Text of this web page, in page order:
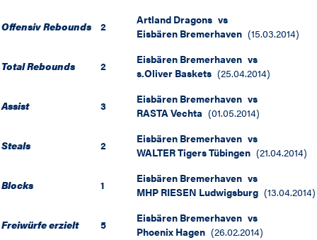
Offensiv Rebounds 2 Artland Dragons vs
Eisbären Bremerhaven (15.03.2014)
Total Rebounds 2 Eisbären Bremerhaven vs
s.Oliver Baskets (25.04.2014)
Assist 3 Eisbären Bremerhaven vs
RASTA Vechta (01.05.2014)
Steals 2 Eisbären Bremerhaven vs
WALTER Tigers Tübingen (21.04.2014)
Blocks 1 Eisbären Bremerhaven vs
MHP RIESEN Ludwigsburg (13.04.2014)
Freiwürfe erzielt 5 Eisbären Bremerhaven vs
Phoenix Hagen (26.02.2014)